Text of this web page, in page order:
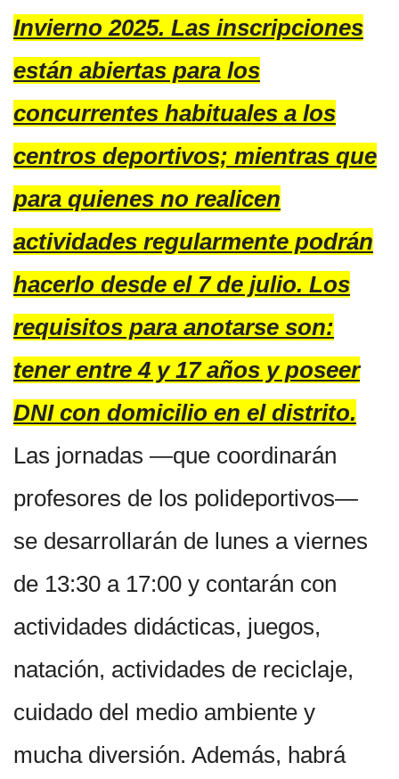
Invierno 2025. Las inscripciones
están abiertas para los
concurrentes habituales a los
centros deportivos; mientras que
para quienes no realicen
actividades regularmente podrán
hacerlo desde el 7 de julio. Los
requisitos para anotarse son:
tener entre 4 y 17 años y poseer
DNI con domicilio en el distrito.
Las jornadas —que coordinarán
profesores de los polideportivos—
se desarrollarán de lunes a viernes
de 13:30 a 17:00 y contarán con
actividades didácticas, juegos,
natación, actividades de reciclaje,
cuidado del medio ambiente y
mucha diversión. Además, habrá